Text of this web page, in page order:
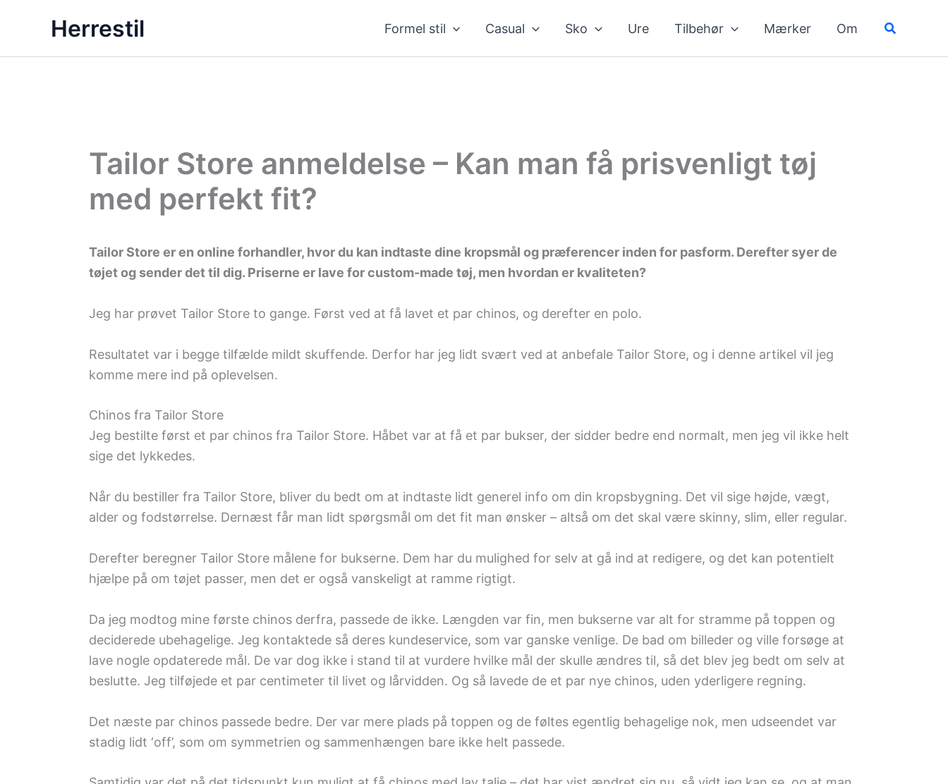
Herrestil Formel stil Casual Sko Ure Tilbehør Mærker Om Søg
Tailor Store anmeldelse – Kan man få prisvenligt tøj
med perfekt fit?
Tailor Store er en online forhandler, hvor du kan indtaste dine kropsmål og præferencer inden for pasform. Derefter syer de
tøjet og sender det til dig. Priserne er lave for custom-made tøj, men hvordan er kvaliteten?
Jeg har prøvet Tailor Store to gange. Først ved at få lavet et par chinos, og derefter en polo.
Resultatet var i begge tilfælde mildt skuffende. Derfor har jeg lidt svært ved at anbefale Tailor Store, og i denne artikel vil jeg
komme mere ind på oplevelsen.
Chinos fra Tailor Store
Jeg bestilte først et par chinos fra Tailor Store. Håbet var at få et par bukser, der sidder bedre end normalt, men jeg vil ikke helt
sige det lykkedes.
Når du bestiller fra Tailor Store, bliver du bedt om at indtaste lidt generel info om din kropsbygning. Det vil sige højde, vægt,
alder og fodstørrelse. Dernæst får man lidt spørgsmål om det fit man ønsker – altså om det skal være skinny, slim, eller regular.
Derefter beregner Tailor Store målene for bukserne. Dem har du mulighed for selv at gå ind at redigere, og det kan potentielt
hjælpe på om tøjet passer, men det er også vanskeligt at ramme rigtigt.
Da jeg modtog mine første chinos derfra, passede de ikke. Længden var fin, men bukserne var alt for stramme på toppen og
deciderede ubehagelige. Jeg kontaktede så deres kundeservice, som var ganske venlige. De bad om billeder og ville forsøge at
lave nogle opdaterede mål. De var dog ikke i stand til at vurdere hvilke mål der skulle ændres til, så det blev jeg bedt om selv at
beslutte. Jeg tilføjede et par centimeter til livet og lårvidden. Og så lavede de et par nye chinos, uden yderligere regning.
Det næste par chinos passede bedre. Der var mere plads på toppen og de føltes egentlig behagelige nok, men udseendet var
stadig lidt ‘off’, som om symmetrien og sammenhængen bare ikke helt passede.